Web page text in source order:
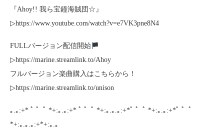
『Ahoy!! 我ら宝鐘海賊団☆』
▷https://www.youtube.com/watch?v=e7VK3pne8N4
FULLバージョン配信開始
▷https://marine.streamlink.to/Ahoy
フルバージョン楽曲購入はこちらから！
▷https://marine.streamlink.to/unison
｡.｡:+* ﾟ ゜ﾟ *+:｡.｡:+* ﾟ ゜ﾟ *+:｡.｡.｡:+*ﾟ ゜ﾟ *+:｡.｡:+*ﾟ ゜ﾟ
*+:｡.｡.｡:+*+:｡.｡